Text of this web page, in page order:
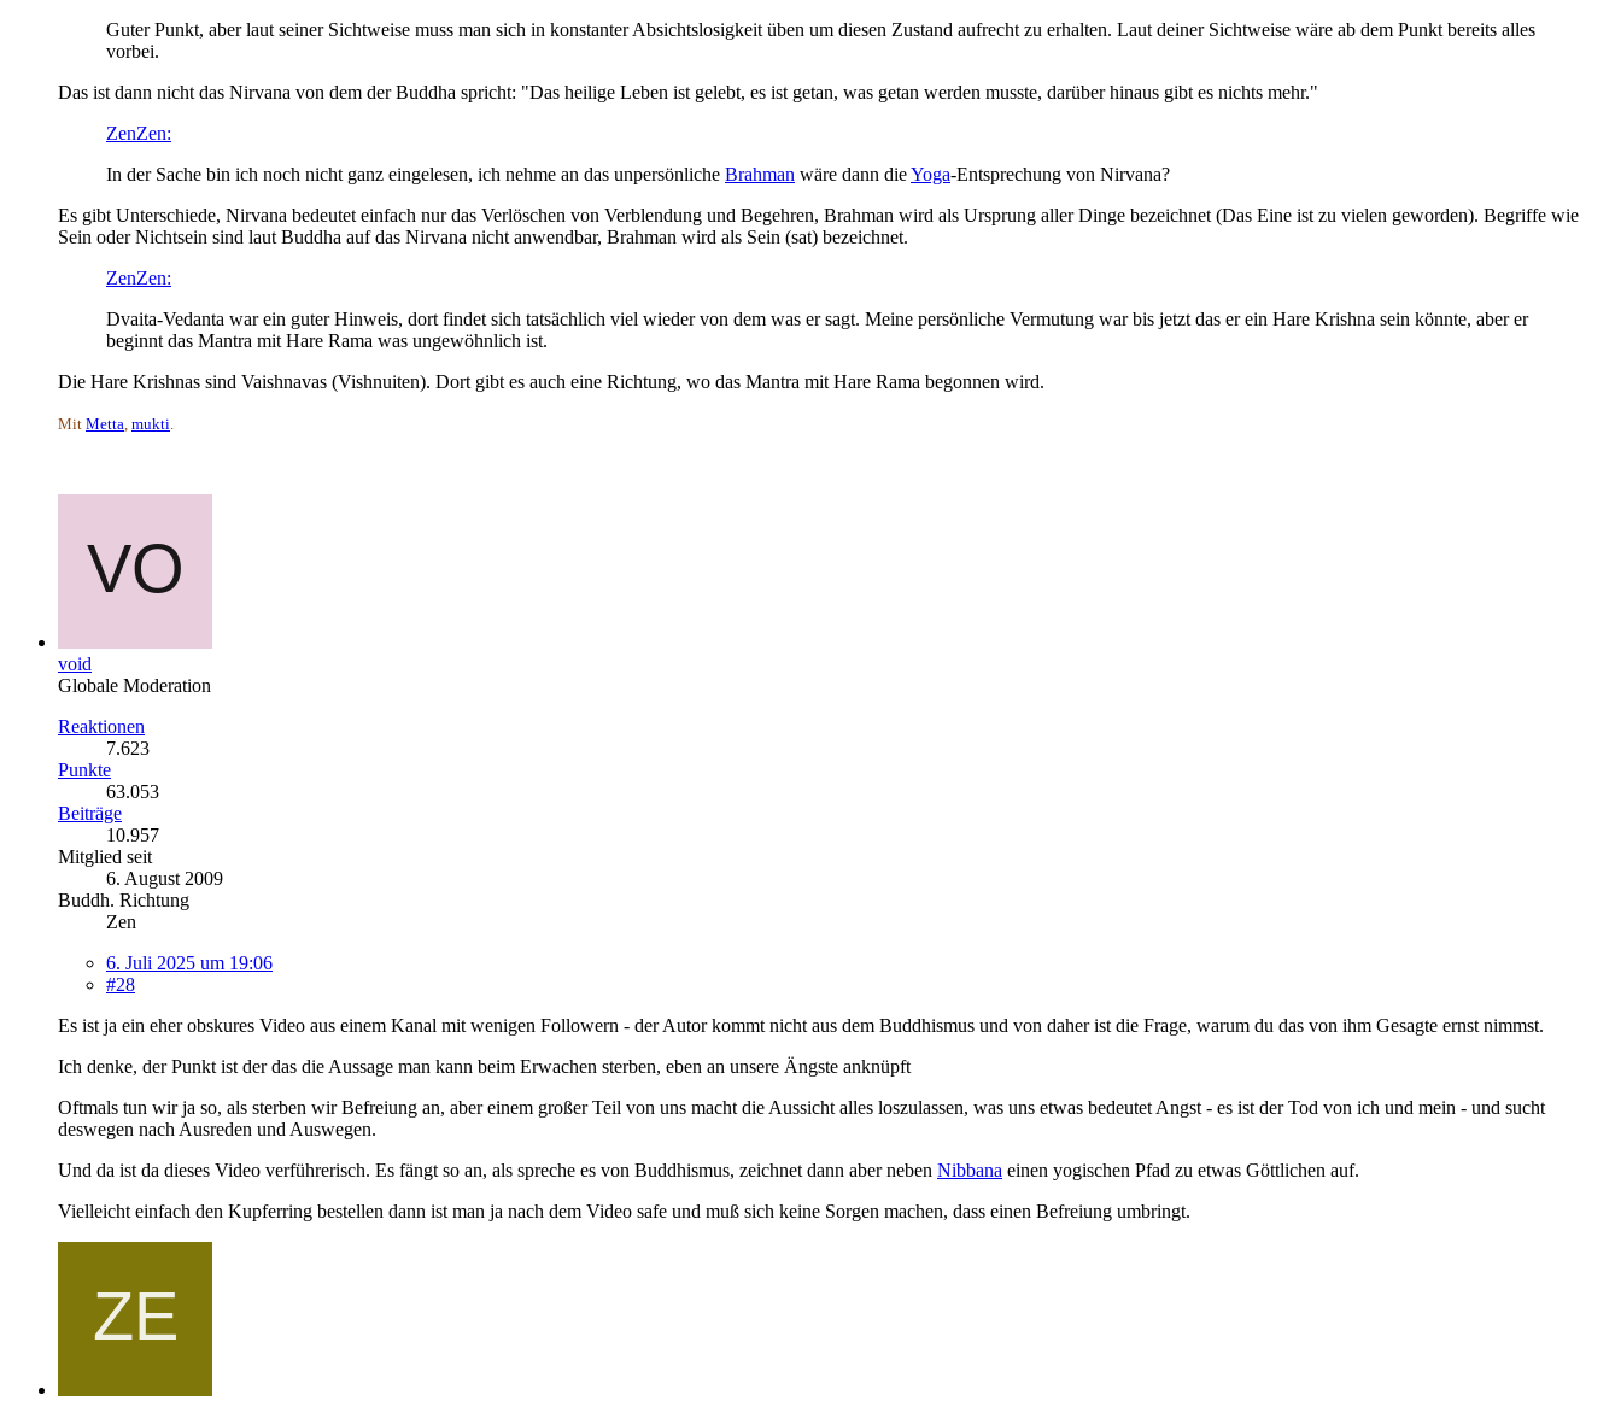
Guter Punkt, aber laut seiner Sichtweise muss man sich in konstanter Absichtslosigkeit üben um diesen Zustand aufrecht zu erhalten. Laut deiner Sichtweise wäre ab dem Punkt bereits alles
vorbei.
Das ist dann nicht das Nirvana von dem der Buddha spricht: "Das heilige Leben ist gelebt, es ist getan, was getan werden musste, darüber hinaus gibt es nichts mehr."
ZenZen:
In der Sache bin ich noch nicht ganz eingelesen, ich nehme an das unpersönliche Brahman wäre dann dieYoga-Entsprechung von Nirvana?
Es gibt Unterschiede, Nirvana bedeutet einfach nur das Verlöschen von Verblendung und Begehren, Brahman wird als Ursprung aller Dinge bezeichnet (Das Eine ist zu vielen geworden). Begriffe wie
Sein oder Nichtsein sind laut Buddha auf das Nirvana nicht anwendbar, Brahman wird als Sein (sat) bezeichnet.
ZenZen:
Dvaita-Vedanta war ein guter Hinweis, dort findet sich tatsächlich viel wieder von dem was er sagt. Meine persönliche Vermutung war bis jetzt das er ein Hare Krishna sein könnte, aber er
beginnt das Mantra mit Hare Rama was ungewöhnlich ist.
Die Hare Krishnas sind Vaishnavas (Vishnuiten). Dort gibt es auch eine Richtung, wo das Mantra mit Hare Rama begonnen wird.
Mit Metta mukti
void
Globale Moderation
Reaktionen
7.623
Punkte
63.053
Beiträge
10.957
Mitglied seit
6. August 2009
Buddh. Richtung
Zen
6. Juli 2025 um 19:06
#28
Es ist ja ein eher obskures Video aus einem Kanal mit wenigen Followern - der Autor kommt nicht aus dem Buddhismus und von daher ist die Frage, warum du das von ihm Gesagte ernst nimmst.
Ich denke, der Punkt ist der das die Aussage man kann beim Erwachen sterben, eben an unsere Ängste anknüpft
Oftmals tun wir ja so, als sterben wir Befreiung an, aber einem großer Teil von uns macht die Aussicht alles loszulassen, was uns etwas bedeutet Angst - es ist der Tod von ich und mein - und sucht
deswegen nach Ausreden und Auswegen.
Und da ist da dieses Video verführerisch. Es fängt so an, als spreche es von Buddhismus, zeichnet dann aber neben Nibbana einen yogischen Pfad zu etwas Göttlichen auf.
Vielleicht einfach den Kupferring bestellen dann ist man ja nach dem Video safe und muß sich keine Sorgen machen, dass einen Befreiung umbringt.